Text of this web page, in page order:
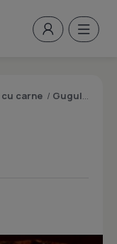
carne / Guguloaie